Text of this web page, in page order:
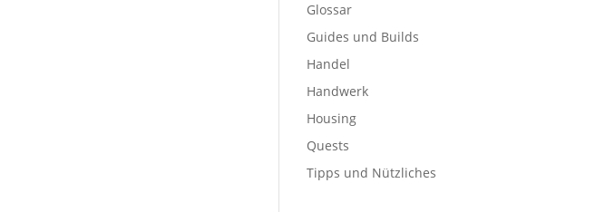
Glossar
Guides und Builds
Handel
Handwerk
Housing
Quests
Tipps und Nützliches